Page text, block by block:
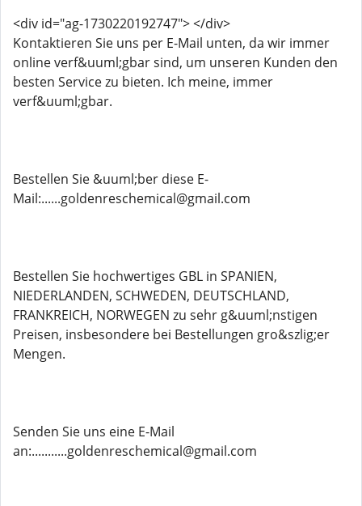
<div id="ag-1730220192747"> </div>
Kontaktieren Sie uns per E-Mail unten, da wir immer
online verf&uuml;gbar sind, um unseren Kunden den
besten Service zu bieten. Ich meine, immer
verf&uuml;gbar.
Bestellen Sie &uuml;ber diese E-
Mail:......goldenreschemical@gmail.com
Bestellen Sie hochwertiges GBL in SPANIEN,
NIEDERLANDEN, SCHWEDEN, DEUTSCHLAND,
FRANKREICH, NORWEGEN zu sehr g&uuml;nstigen
Preisen, insbesondere bei Bestellungen gro&szlig;er
Mengen.
Senden Sie uns eine E-Mail
an:...........goldenreschemical@gmail.com